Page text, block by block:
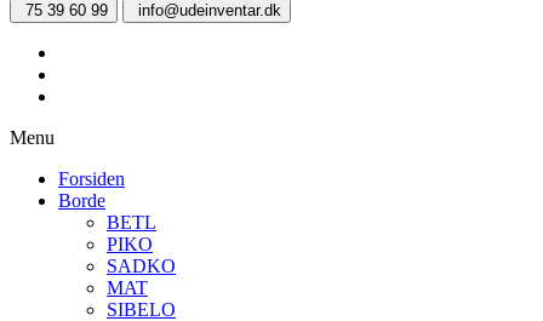
75 39 60 99 info@udeinventar.dk
Menu
Forsiden
Borde
BETL
PIKO
SADKO
MAT
SIBELO